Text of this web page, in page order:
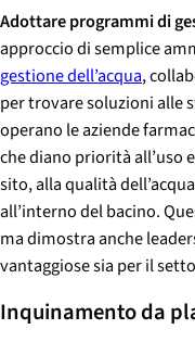
Adottare programmi di
approccio di semplice
gestione dell’acqua,
per trovare soluzioni alle
operano le aziende
che diano priorità all’uso
sito, alla qualità
all’interno del bacino.
ma dimostra anche
vantaggiose sia per il
Inquinamento da